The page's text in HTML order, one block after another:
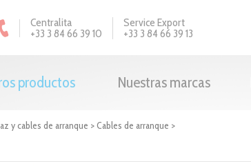
Centralita
+33 3 84 66 39 10
Service Export
+33 3 84 66 39 13
productos Nuestras marcas
y cables de arranque > Cables de arranque >